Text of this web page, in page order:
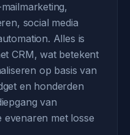
social media
Alles is
CRM, wat betekent
op basis van
en honderden
van
evenaren met losse